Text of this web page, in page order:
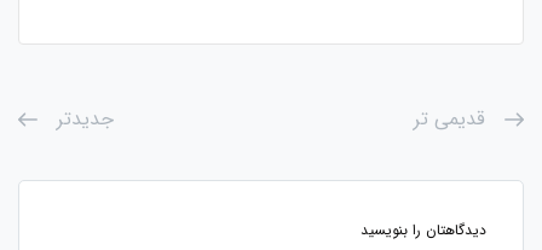
قدیمی تر جدیدتر
دیدگاهتان را بنویسید